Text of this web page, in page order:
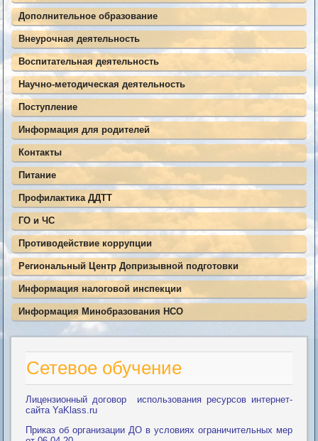
Дополнительное образование
Внеурочная деятельность
Воспитательная деятельность
Научно-методическая деятельность
Поступление
Информация для родителей
Контакты
Питание
Профилактика ДДТТ
ГО и ЧС
Противодействие коррупции
Региональный Центр Допризывной подготовки
Информация налоговой инспекции
Информация Минобразования НСО
Сетевое обучение
Лицензионный договор использования ресурсов интернет-
сайта YaKlass.ru
Приказ об организации ДО в условиях ограничительных мер